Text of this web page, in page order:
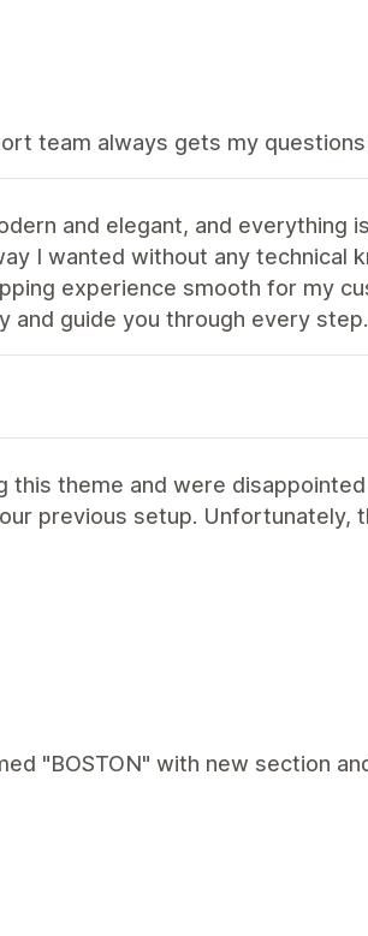
team always gets my
and elegant, and everything
I wanted without any technical
experience smooth for my
guide you through every
this theme and were
previous setup. Unfortunately,
"BOSTON" with new section